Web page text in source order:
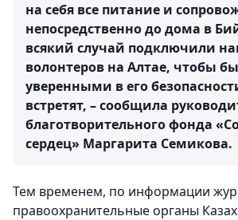
на себя все питание и
непосредственно до дома в
всякий случай подключили
волонтеров на Алтае, чтобы
уверенными в его
встретят, – сообщила
благотворительного фонда
сердец» Маргарита Семикова.
Тем временем, по информации
правоохранительные органы